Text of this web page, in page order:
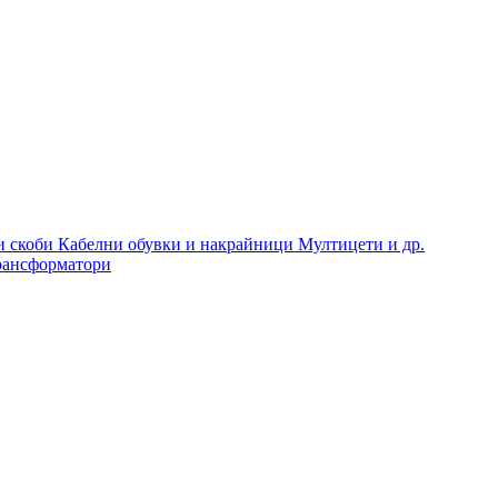
скоби Кабелни обувки и накрайници Мултицети и др.